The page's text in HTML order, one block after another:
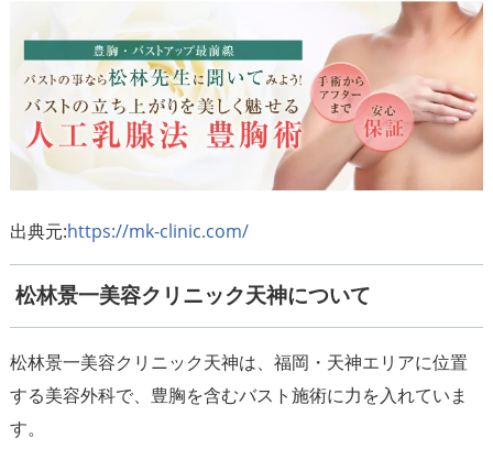
出典元:https://mk-clinic.com/
松林景一美容クリニック天神について
松林景一美容クリニック天神は、福岡・天神エリアに位置
する美容外科で、豊胸を含むバスト施術に力を入れていま
す。